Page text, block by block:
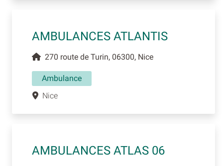
AMBULANCES ATLANTIS
270 route de Turin, 06300, Nice
Ambulance
Nice
AMBULANCES ATLAS 06